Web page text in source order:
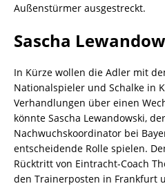
Außenstürmer ausgestreckt.
Sascha
In Kürze wollen die Adler mit
Nationalspieler und Schalke in
Verhandlungen über einen
könnte Sascha Lewandowski,
Nachwuchskoordinator bei
entscheidende Rolle spielen.
Rücktritt von Eintracht-Coach
den Trainerposten in Frankfurt